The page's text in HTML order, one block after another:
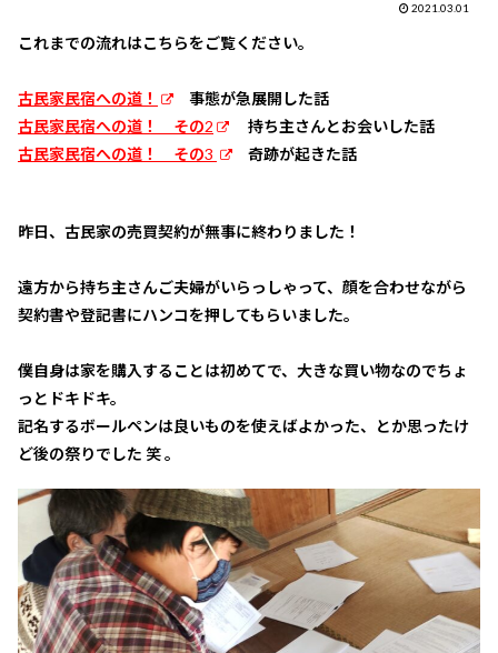
2021.03.01
これまでの流れはこちらをご覧ください。
古民家民宿への道！
事態が急展開した話
古民家民宿への道！ その2
持ち主さんとお会いした話
古民家民宿への道！ その3
奇跡が起きた話
昨日、古民家の売買契約が無事に終わりました！
遠方から持ち主さんご夫婦がいらっしゃって、顔を合わせながら
契約書や登記書にハンコを押してもらいました。
僕自身は家を購入することは初めてで、大きな買い物なのでちょ
っとドキドキ。
記名するボールペンは良いものを使えばよかった、とか思ったけ
ど後の祭りでした 笑 。